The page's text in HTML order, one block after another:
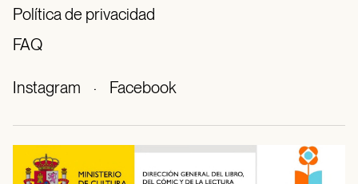
Política de privacidad
FAQ
Instagram · Facebook